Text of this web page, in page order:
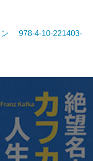
ン 978-4-10-221403-